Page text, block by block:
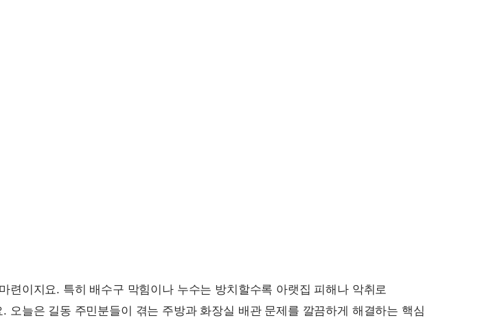
이지요. 특히 배수구 막힘이나 누수는 방치할수록 아랫집 피해나 악취로
늘은 길동 주민분들이 겪는 주방과 화장실 배관 문제를 깔끔하게 해결하는 핵심